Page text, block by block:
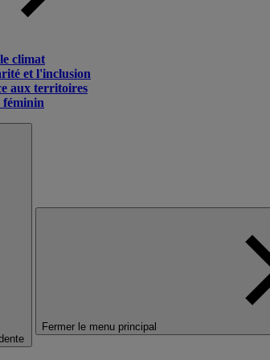
climat
et l'inclusion
aux territoires
Fermer le menu principal